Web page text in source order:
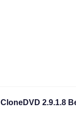
CloneDVD 2.9.1.8